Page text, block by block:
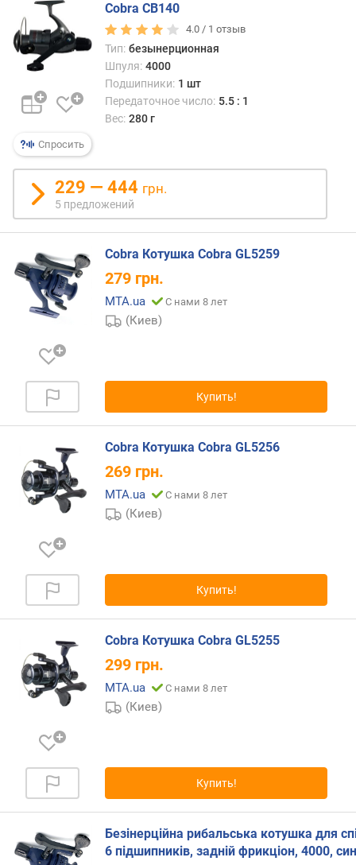
н
и
я
п
о
о
л
ч
в
у
п
р
л
ж
е
н
й
л
в
п
ш
и
п
к
ш
)
Спросить
Cobra CB140
4.0 / 1 отзыв
Тип: безынерционная
Шпуля: 4000
Подшипники: 1 шт
Передаточное число: 5.5 : 1
Вес: 280 г
229 — 444 грн.
5 предложений
Cobra Котушка Cobra GL5259
279 грн.
MTA.ua С нами 8 лет
(Киев)
Купить!
Cobra Котушка Cobra GL5256
269 грн.
MTA.ua С нами 8 лет
(Киев)
Купить!
Cobra Котушка Cobra GL5255
299 грн.
MTA.ua С нами 8 лет
(Киев)
Купить!
Безінерційна рибальська котушка для
6 підшипників, задній фрикціон, 4000,